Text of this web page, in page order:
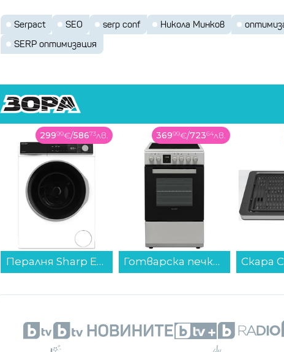
Преди 10 години Никола започва да се интересува от
съдружник Дидо Григоров.
Иван Бондоков: Българският
върне на световната карта, ако се
дигитализира
В новия епизод на Бизнес Видео
Бондоков, съосновател на Limacon
„Към онзи момент не бях наясно до какво може да доведе
търсачки. Много бизнеси не поставят като приоритет
Неговите усилия от самото начало също са фокусирани
компаниите, а принципът, от който се води, е да бъде
Serpact SEO serp conf Никола Минков
SERP оптимизация
29999€/58673лв.
Пералня Sharp ES-NFB714AWNNA , 1400 об./мин., 7.00 kg, A , Бял...
36999€/72364лв.
Готварска печка (ток) Sharp KF-56FVDT22IMK-EU , INOX , Керамични...